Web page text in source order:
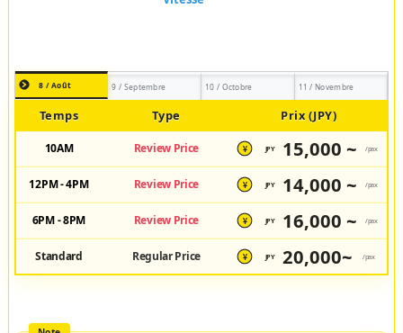
8 / Août 9 / Septembre 10 / Octobre 11 / Novembre
Temps Type Prix (JPY)
10AM Review Price ¥ JPY 15,000 ~ /pax
12PM - 4PM Review Price ¥ JPY 14,000 ~ /pax
6PM - 8PM Review Price ¥ JPY 16,000 ~ /pax
Standard Regular Price ¥ JPY 20,000~ /pax